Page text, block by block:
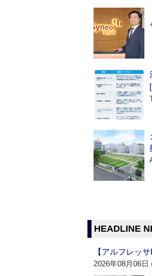
HEADLINE
【アルフレッ
2026年08月06日